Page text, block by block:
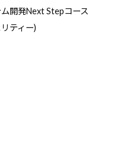
開発Next Stepコース
ティー)